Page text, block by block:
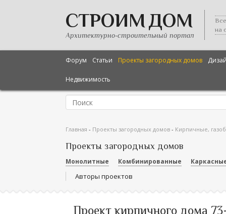
СТРОИМ ДОМ
Архитектурно-строительный портал
на
Форум Статьи Проекты загородных домов
Недвижимость
Главная - Проекты загородных домов - Кирпичные,
Проекты загородных домов
Монолитные Комбинированные
Авторы проектов
Проект кирпичного дома